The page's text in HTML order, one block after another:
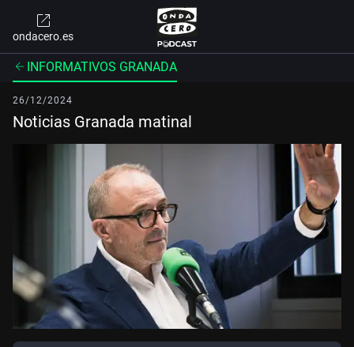
ondacero.es
INFORMATIVOS GRANADA
26/12/2024
Noticias Granada matinal